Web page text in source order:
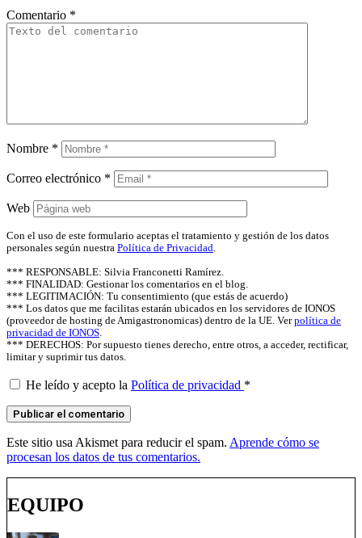
Comentario *
Nombre *
Correo electrónico *
Web
Con el uso de este formulario aceptas el tratamiento y gestión de los datos
personales según nuestra Política de Privacidad.
*** RESPONSABLE: Silvia Franconetti Ramírez.
*** FINALIDAD: Gestionar los comentarios en el blog.
*** LEGITIMACIÓN: Tu consentimiento (que estás de acuerdo)
*** Los datos que me facilitas estarán ubicados en los servidores de IONOS
(proveedor de hosting de Amigastronomicas) dentro de la UE. Verpolítica de
privacidad de IONOS.
*** DERECHOS: Por supuesto tienes derecho, entre otros, a acceder, rectificar,
limitar y suprimir tus datos.
He leído y acepto la Política de privacidad *
Este sitio usa Akismet para reducir el spam. Aprende cómo se
procesan los datos de tus comentarios.
EQUIPO